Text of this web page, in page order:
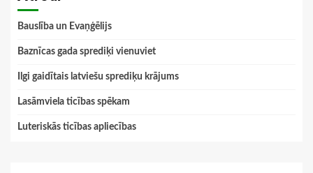
Bauslība un Evaņģēlijs
Baznīcas gada sprediķi vienuviet
Ilgi gaidītais latviešu sprediķu krājums
Lasāmviela ticības spēkam
Luteriskās ticības apliecības